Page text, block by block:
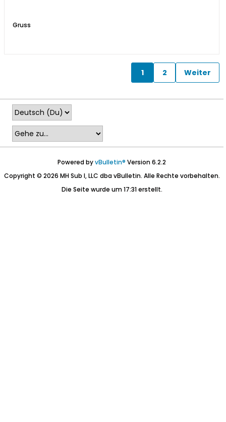
Gruss
1 2 Weiter
Powered byvBulletin® Version 6.2.2
Copyright © 2026 MH Sub I, LLC dba vBulletin. Alle Rechte vorbehalten.
Die Seite wurde um 17:31 erstellt.